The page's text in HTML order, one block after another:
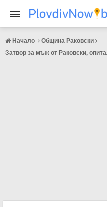
Начало
Община Раковски
Затвор за мъж от Раковски,